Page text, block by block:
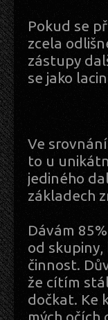
Pokud se
zcela
zástupy
se jako
Ve
to u
jediného
základech
Dávám
od
činnost.
že cítím
dočkat. Ke
mých očích